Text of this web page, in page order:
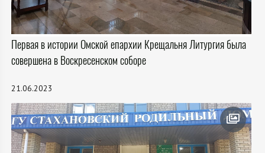
Первая в истории Омской епархии Крещальня Литургия была
совершена в Воскресенском соборе
21.06.2023